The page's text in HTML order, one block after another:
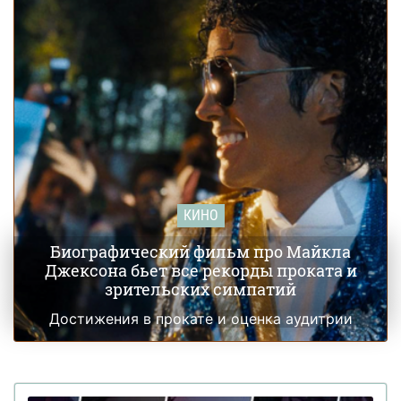
КИНО
Биографический фильм про Майкла
Джексона бьет все рекорды проката и
зрительских симпатий
Достижения в прокате и оценка аудитрии